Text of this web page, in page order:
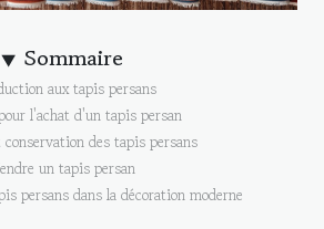
Sommaire
aux tapis persans
l'achat d'un tapis persan
des tapis persans
un tapis persan
persans dans la décoration moderne